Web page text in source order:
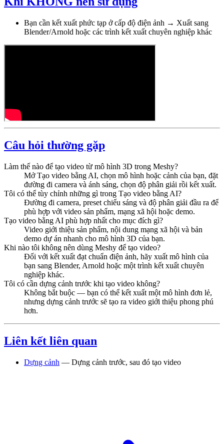
Bạn cần kết xuất phức tạp ở cấp độ điện ảnh → Xuất sang
Blender/Arnold hoặc các trình kết xuất chuyên nghiệp khác
Câu hỏi thường gặp
Làm thế nào để tạo video từ mô hình 3D trong Meshy?
Mở Tạo video bằng AI, chọn mô hình hoặc cảnh của bạn, đặt
đường đi camera và ánh sáng, chọn độ phân giải rồi kết xuất.
Tôi có thể tùy chỉnh những gì trong Tạo video bằng AI?
Đường đi camera, preset chiếu sáng và độ phân giải đầu ra để
phù hợp với video sản phẩm, mạng xã hội hoặc demo.
Tạo video bằng AI phù hợp nhất cho mục đích gì?
Video giới thiệu sản phẩm, nội dung mạng xã hội và bản
demo dự án nhanh cho mô hình 3D của bạn.
Khi nào tôi không nên dùng Meshy để tạo video?
Đối với kết xuất đạt chuẩn điện ảnh, hãy xuất mô hình của
bạn sang Blender, Arnold hoặc một trình kết xuất chuyên
nghiệp khác.
Tôi có cần dựng cảnh trước khi tạo video không?
Không bắt buộc — bạn có thể kết xuất một mô hình đơn lẻ,
nhưng dựng cảnh trước sẽ tạo ra video giới thiệu phong phú
hơn.
Liên kết liên quan
Dựng cảnh — Dựng cảnh trước, sau đó tạo video